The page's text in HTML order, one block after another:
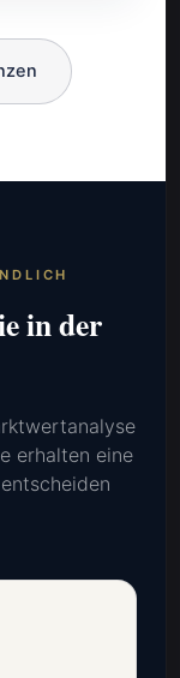
in der
erhalten eine